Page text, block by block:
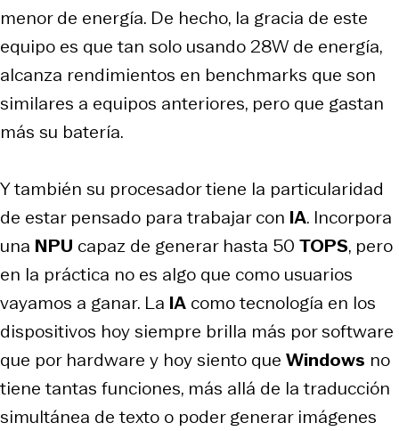
menor de energía. De hecho, la gracia de este
equipo es que tan solo usando 28W de energía,
alcanza rendimientos en benchmarks que son
similares a equipos anteriores, pero que gastan
más su batería.
Y también su procesador tiene la particularidad
de estar pensado para trabajar con IA. Incorpora
una NPU capaz de generar hasta 50 TOPS, pero
en la práctica no es algo que como usuarios
vayamos a ganar. La IA como tecnología en los
dispositivos hoy siempre brilla más por software
que por hardware y hoy siento que Windows no
tiene tantas funciones, más allá de la traducción
simultánea de texto o poder generar imágenes